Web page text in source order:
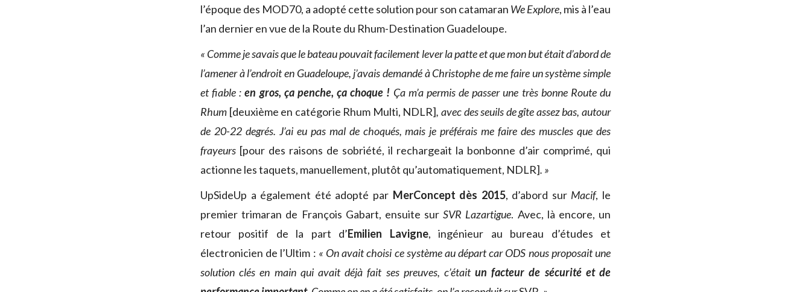
l’époque des MOD70, a adopté cette solution pour son catamaran We Explore, mis à l’eau
l’an dernier en vue de la Route du Rhum-Destination Guadeloupe.
« Comme je savais que le bateau pouvait facilement lever la patte et que mon but était d’abord de
l’amener à l’endroit en Guadeloupe, j’avais demandé à Christophe de me faire un système simple
et fiable :en gros, ça penche, ça choque ! Ça m’a permis de passer une très bonne Route du
Rhum [deuxième en catégorie Rhum Multi, NDLR], avec des seuils de gîte assez bas, autour
de 20-22 degrés. J’ai eu pas mal de choqués, mais je préférais me faire des muscles que des
frayeurs [pour des raisons de sobriété, il rechargeait la bonbonne d’air comprimé, qui
actionne les taquets, manuellement, plutôt qu’automatiquement, NDLR]. »
UpSideUp a également été adopté par MerConcept dès 2015, d’abord sur Macif, le
premier trimaran de François Gabart, ensuite surSVR Lazartigue. Avec, là encore, un
retour positif de la part d’Emilien Lavigne, ingénieur au bureau d’études et
électronicien de l’Ultim : « On avait choisi ce système au départ car ODS nous proposait une
solution clés en main qui avait déjà fait ses preuves, c’étaitun facteur de sécurité et de